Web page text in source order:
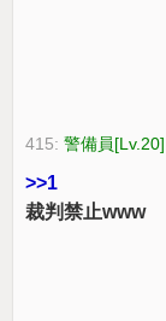
415:警備員[Lv.20]
>>1
裁判禁止www